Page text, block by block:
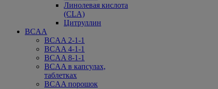
Линолевая кислота
(CLA)
Цитруллин
BCAA
BCAA 2-1-1
BCAA 4-1-1
BCAA 8-1-1
BCAA в капсулах,
таблетках
BCAA порошок